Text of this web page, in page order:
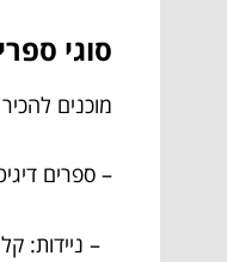
סוגי
מוכנים
– ספרים
– ניידות: